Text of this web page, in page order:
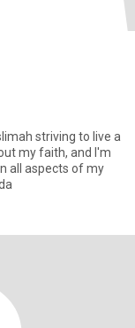
striving to live a
my faith, and I'm
all aspects of my